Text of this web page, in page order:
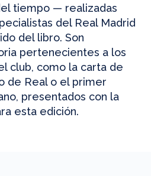
tiempo — realizadas
del Real Madrid
del libro. Son
pertenecientes a los
club, como la carta de
de Real o el primer
presentados con la
esta edición.